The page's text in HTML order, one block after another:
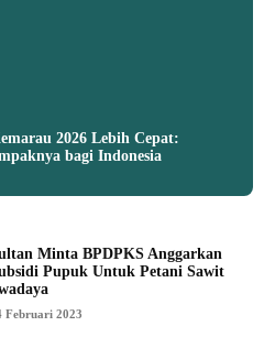
2026 Lebih Cepat:
bagi Indonesia
Minta BPDPKS Anggarkan
Pupuk Untuk Petani Sawit
Februari 2023